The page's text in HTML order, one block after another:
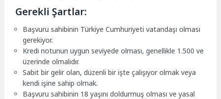
Gerekli Şartlar:
Başvuru sahibinin Türkiye Cumhuriyeti vatandaşı olması
gerekiyor.
Kredi notunun uygun seviyede olması, genellikle 1.500 ve
üzerinde olmalıdır.
Sabit bir gelir olan, düzenli bir işte çalışıyor olmak veya
kendi işine sahip olmak.
Başvuru sahibinin 18 yaşını doldurmuş olması ve yasal